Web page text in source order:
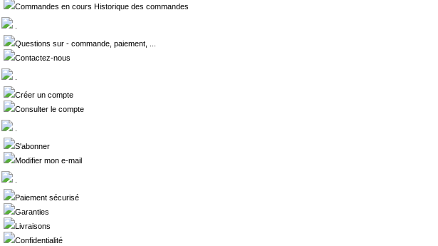
Commandes en cours Historique des commandes
Questions sur - commande, paiement, ...
Contactez-nous
Créer un compte
Consulter le compte
S'abonner
Modifier mon e-mail
Paiement sécurisé
Garanties
Livraisons
Confidentialité